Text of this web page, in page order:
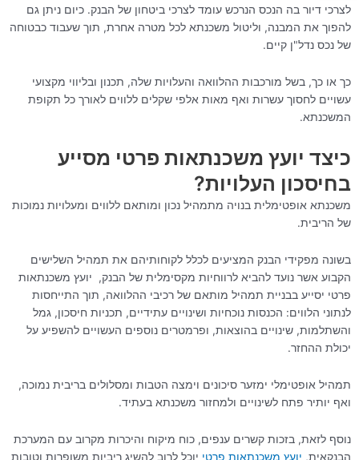
לצרכי דיור בה הנכס הנרכש עומד לצרכי ביטחון של הבנק. כיום ניתן גם
להפוך את המבנה, וליטול משכנתא לכל מטרה אחרת, תוך שעבוד כבטוחה
של נכס נדל"ן קיים.
כך או כך, בשל מורכבות ההלוואה והעלויות שלה, תכנון ובליווי מקצועי
עשויים לחסוך עשרות ואף מאות אלפי שקלים ללווים לאורך כל תקופת
המשכנתא.
כיצד יועץ משכנתאות פרטי מסייע
בחיסכון העלויות?
משכנתא אופטימלית בנויה מתמהיל נכון ומותאם ללווים ומעלויות נמוכות
של הריבית.
בשונה מפקידי הבנק המציעים לכלל לקוחותיהם את תמהיל השלישים
הקבוע אשר נועד להביא לרווחיות מקסימלית של הבנק, יועץ משכנתאות
פרטי יסייע בבניית תמהיל מותאם של רכיבי ההלוואה, תוך התייחסות
לנתוני הלווים: הכנסות נוכחיות ושינויים עתידיים, תכניות חיסכון, גמל
והשתלמות, שינויים בהוצאות, ופרמטרים נוספים העשויים להשפיע על
יכולת ההחזר.
תמהיל אופטימלי ימזער סיכונים וימצה הטבות ומסלולים בריבית נמוכה,
ואף יותיר פתח לשינויים ולמחזור משכנתא בעתיד.
נוסף לזאת, בזכות קשרים ענפים, כוח מיקוח והיכרות מקרוב עם המערכת
הבנקאית, יועץ משכנתאות פרטי יוכל לרוב להשיג ריביות משופרות וטובות